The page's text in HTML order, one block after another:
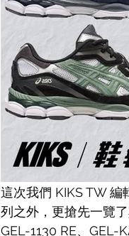
這次我們 KIKS TW 編
列之外，更搶先一覽
GEL-1130 RE、GEL-